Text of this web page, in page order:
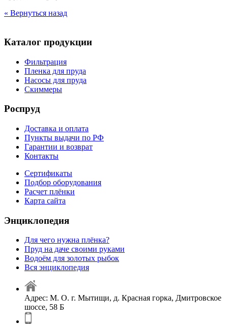
« Вернуться назад
Каталог продукции
Фильтрация
Пленка для пруда
Насосы для пруда
Скиммеры
Роспруд
Доставка и оплата
Пункты выдачи по РФ
Гарантии и возврат
Контакты
Сертификаты
Подбор оборудования
Расчет плёнки
Карта сайта
Энциклопедия
Для чего нужна плёнка?
Пруд на даче своими руками
Водоём для золотых рыбок
Вся энциклопедия
Адрес: М. О. г. Мытищи, д. Красная горка, Дмитровское
шоссе, 58 Б